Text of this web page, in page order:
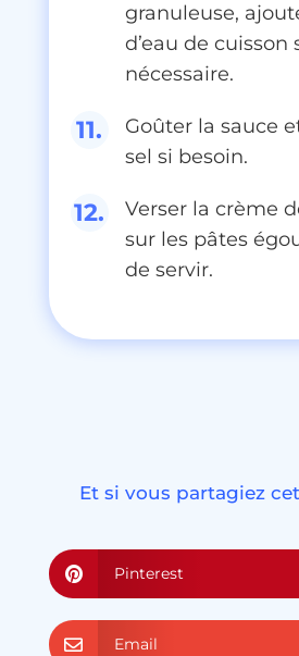
granuleuse,
d’eau de cuisson
nécessaire.
Goûter la sauce
sel si besoin.
Verser la crème
sur les pâtes
de servir.
Et si vous partagiez
 Pinterest
 Email